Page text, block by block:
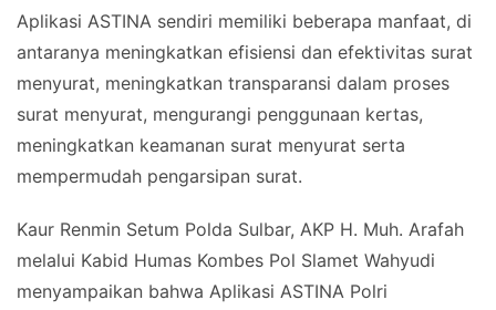
Aplikasi ASTINA sendiri memiliki beberapa manfaat, di
antaranya meningkatkan efisiensi dan efektivitas surat
menyurat, meningkatkan transparansi dalam proses
surat menyurat, mengurangi penggunaan kertas,
meningkatkan keamanan surat menyurat serta
mempermudah pengarsipan surat.
Kaur Renmin Setum Polda Sulbar, AKP H. Muh. Arafah
melalui Kabid Humas Kombes Pol Slamet Wahyudi
menyampaikan bahwa Aplikasi ASTINA Polri